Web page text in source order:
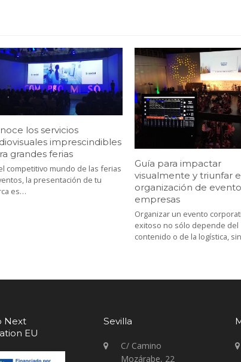
los servicios
imprescindibles
grandes ferias
competitivo mundo de las ferias
la presentación de tu
es…
Guía para impactar
visualmente y triunfar
organización de
empresas
Organizar un evento
exitoso no sólo depende del
contenido o de la logística,
Next
EU
Sevilla
C/ Camino
Mozárabe, 22